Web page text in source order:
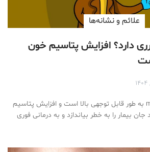
علائم و نشانه‌ها
دارد؟ افزایش پتاسیم خون
پتاسیم بالای 5.5 mmol/L به طور قابل توجهی بالا است و افزایش پتاسیم
از 6 می‌تواند جان بیمار را به خطر بیاندازد و به درمانی فوری